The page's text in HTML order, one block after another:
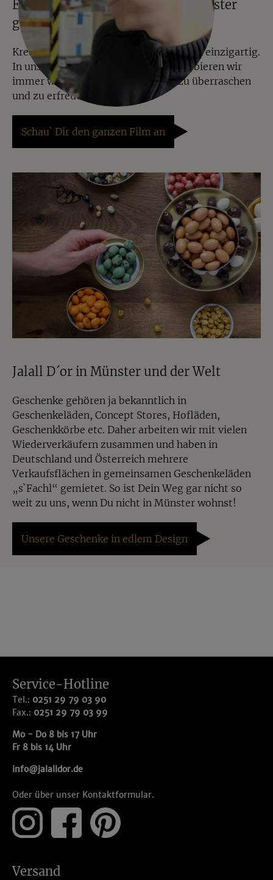
Einblicke ins Lager – alles in Münster
gewogen, gemischt und verpackt
Kreative Mischungen machen Jalall D´or einzigartig.
In unserer Manufaktur in Münster probieren wir
immer wieder Neues aus, um Dich zu überraschen
und zu erfreuen.
Schau` Dir den ganzen Film an
Jalall D´or in Münster und der Welt
Geschenke gehören ja bekanntlich in
Geschenkeläden, Concept Stores, Hofläden,
Geschenkkörbe etc. Daher arbeiten wir mit vielen
Wiederverkäufern zusammen und haben in
Deutschland und Österreich mehrere
Verkaufsflächen in gemeinsamen Geschenkeläden
„s`Fachl“ gemietet. So ist Dein Weg gar nicht so
weit zu uns, wenn Du nicht in Münster wohnst!
Unsere Geschenke in edlem Design
Service-Hotline
Tel.: 0251 29 79 03 90
Fax.: 0251 29 79 03 99
Mo - Do 8 bis 17 Uhr
Fr 8 bis 14 Uhr
info@jalalldor.de
Oder über unser Kontaktformular.
Versand